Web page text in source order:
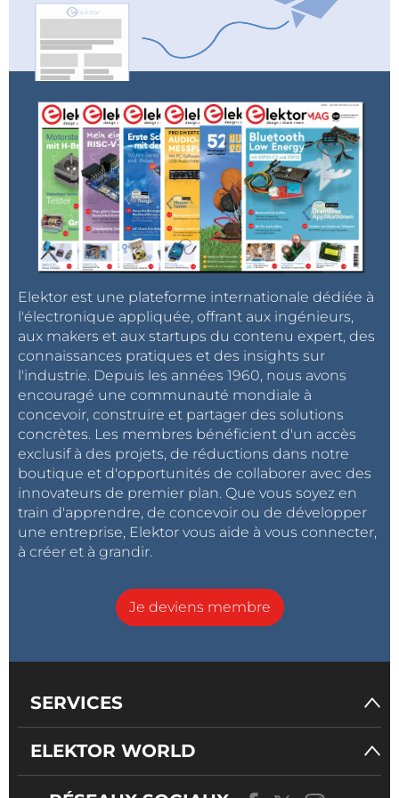
utilisateur ; documentation et présentation.
Les juges sélectionneront trois lauréats.
2e prix : 1 500 euros
3e prix : 1 000 euros
Bonne chance à tous les candidats !
Elektor est une plateforme internationale dédiée à
l'électronique appliquée, offrant aux ingénieurs,
aux makers et aux startups du contenu expert, des
connaissances pratiques et des insights sur
l'industrie. Depuis les années 1960, nous avons
encouragé une communauté mondiale à
concevoir, construire et partager des solutions
concrètes. Les membres bénéficient d'un accès
exclusif à des projets, de réductions dans notre
boutique et d'opportunités de collaborer avec des
innovateurs de premier plan. Que vous soyez en
train d'apprendre, de concevoir ou de développer
une entreprise, Elektor vous aide à vous connecter,
à créer et à grandir.
Je deviens membre
SERVICES
ELEKTOR WORLD